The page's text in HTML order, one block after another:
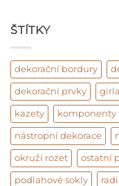
ŠTÍTKY
dekorační bordury
dekorační prvky
kazety komponenty
nástropní dekorace
okruží rozet ostatní
podlahové sokly